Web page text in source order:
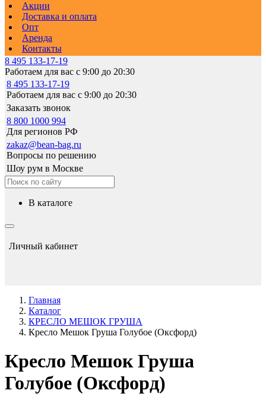
Акции
Доставка и оплата
Опт
Аренда
Контакты
8 495 133-17-19
Работаем для вас с 9:00 до 20:30
8 495 133-17-19
Работаем для вас с 9:00 до 20:30
Заказать звонок
8 800 1000 994
Для регионов РФ
zakaz@bean-bag.ru
Вопросы по решению
Шоу рум в Москве
в каталоге
Личный кабинет
Главная
Каталог
КРЕСЛО МЕШОК ГРУША
Кресло Мешок Груша Голубое (Оксфорд)
Кресло Мешок Груша
Голубое (Оксфорд)